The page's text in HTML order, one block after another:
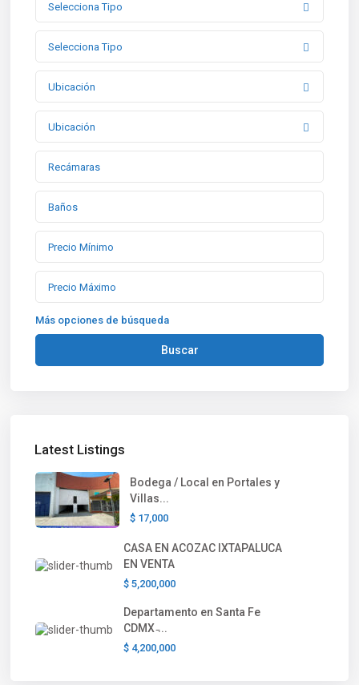
Selecciona Tipo
Selecciona Tipo
Ubicación
Ubicación
Más opciones de búsqueda
Buscar
Latest Listings
Bodega / Local en Portales y
Villas...
$ 17,000
CASA EN ACOZAC IXTAPALUCA
EN VENTA
$ 5,200,000
Departamento en Santa Fe
CDMX ̵...
$ 4,200,000